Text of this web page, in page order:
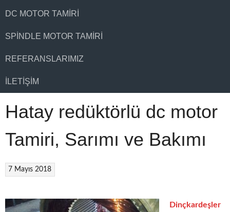
DC MOTOR TAMIRI
SPINDLE MOTOR TAMIRI
REFERANSLARIMIZ
İLETIŞIM
Hatay redüktörlü dc motor
Tamiri, Sarımı ve Bakımı
7 Mayıs 2018
Dinçkardeşler